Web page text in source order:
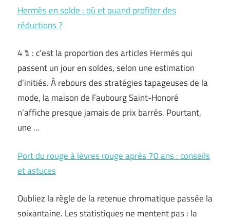
Hermès en solde : où et quand profiter des
réductions ?
4 % : c’est la proportion des articles Hermès qui
passent un jour en soldes, selon une estimation
d’initiés. À rebours des stratégies tapageuses de la
mode, la maison de Faubourg Saint-Honoré
n’affiche presque jamais de prix barrés. Pourtant,
une …
Port du rouge à lèvres rouge après 70 ans : conseils
et astuces
Oubliez la règle de la retenue chromatique passée la
soixantaine. Les statistiques ne mentent pas : la